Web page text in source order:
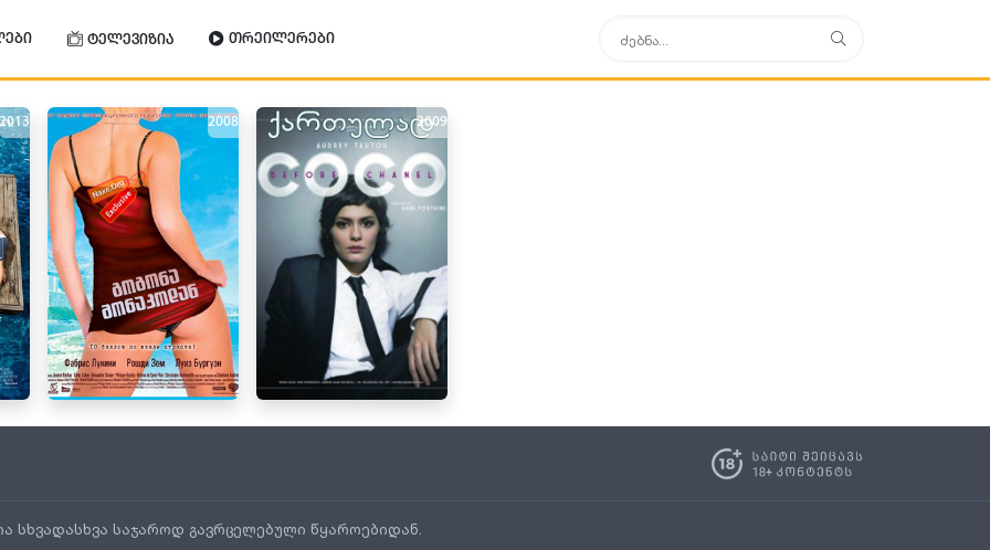
ტელევიზია თრეილერები
2013 2008 2009
სხვადასხვა საჯაროდ გავრცელებული წყაროებიდან.